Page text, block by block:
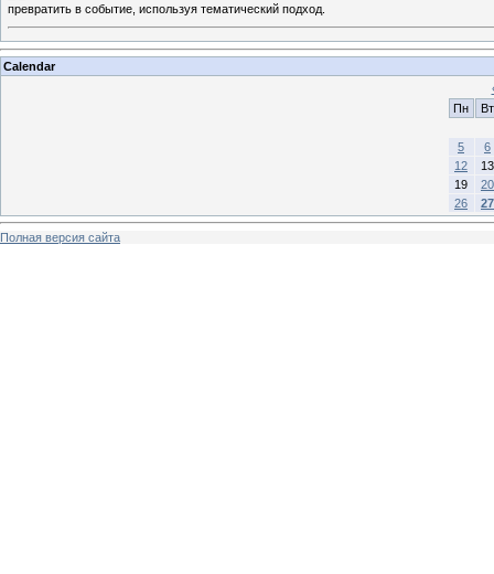
превратить в событие, используя тематический подход.
Calendar
Пн
Вт
5
6
12
13
19
20
26
27
Полная версия сайта